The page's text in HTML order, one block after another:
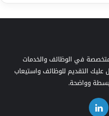
في الوظائف والخدمات
عليك التقديم للوظائف واستيعاب
وواضحة.
لينكدإن